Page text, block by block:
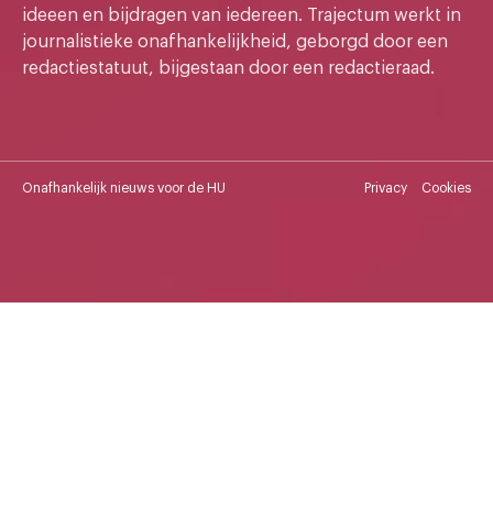
ideeen en bijdragen van iedereen. Trajectum werkt in
journalistieke onafhankelijkheid, geborgd door een
redactiestatuut, bijgestaan door een redactieraad.
Onafhankelijk nieuws voor de HU Privacy Cookies